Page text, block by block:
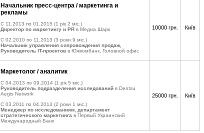
Начальник пресс-центра / маркетинга и
рекламы
C 11.2013 по 01.2015 (1 рік 2 міс.)
Директор по маркетингу и PR в Медиа Шарк
C 02.2010 по 11.2013 (3 роки 9 міс.)
Начальник управления сопровождения продаж,
Руководитель IT-проектов в Южкомбанк, Головной офис
10000 грн. Київ
Маркетолог / аналитик
C 04.2013 по 09.2014 (1 рік 5 міс.)
Руководитель подразделения исследований в Dentsu
Aegis Network
C 03.2011 по 04.2013 (2 роки 1 міс.)
Менеджер по исследованиям, департамент
стратегического маркетинга в Первый Украинский
Международный Банк
25000 грн. Київ